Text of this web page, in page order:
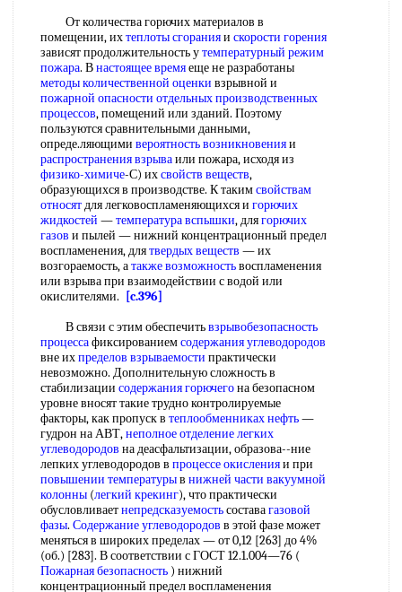
От количества горючих материалов в
помещении, ихтеплоты сгоранияи скорости горения
зависят продолжительность утемпературный режим
пожара. Внастоящее времяеще не разработаны
методы количественной оценки взрывной и
пожарной опасности отдельных производственных
процессов, помещений или зданий. Поэтому
пользуются сравнительными данными,
опреде.ляющими вероятность возникновенияи
распространения взрываили пожара, исходя из
физико-химиче-С) ихсвойств веществ,
образующихся в производстве. К такимсвойствам
относятдля легковоспламеняющихся и горючих
жидкостей —температура вспышки, длягорючих
газов и пылей — нижний концентрационный предел
воспламенения, длятвердых веществ — их
возгораемость, атакже возможностьвоспламенения
или взрыва при взаимодействии с водой или
окислителями.
[c.396]
В связи с этим обеспечитьвзрывобезопасность
процессафиксированиемсодержания углеводородов
вне ихпределов взрываемости практически
невозможно. Дополнительную сложность в
стабилизации содержания горючегона безопасном
уровне вносят такие трудно контролируемые
факторы, как пропуск в теплообменниках нефть—
гудрон на АВТ,неполное отделениелегких
углеводородов на деасфальтизации, образова--ние
лепких углеводородов в процессе окисленияи при
повышении температурыв нижней части вакуумной
колонны (легкий крекинг), что практически
обусловливаетнепредсказуемостьсоставагазовой
фазы. Содержание углеводородов в этой фазе может
меняться в широких пределах — от 0,12 [263] до 4%
(об.) [283]. В соответствии с ГОСТ 12.1.004—76 (
Пожарная безопасность ) нижний
концентрационный предел воспламенения